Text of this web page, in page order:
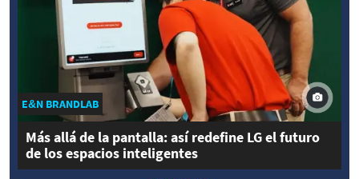
E&N BRANDLAB
Más allá de la pantalla: así redefine LG el futuro
de los espacios inteligentes